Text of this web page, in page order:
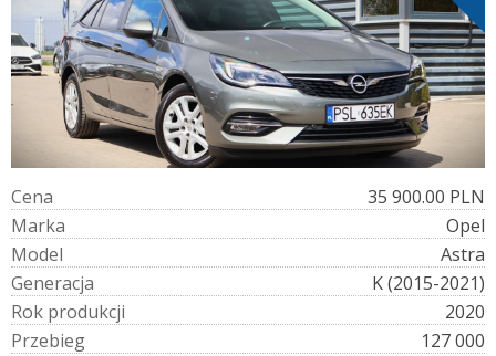
Cena
35 900.00 PLN
Marka
Opel
Model
Astra
Generacja
K (2015-2021)
Rok produkcji
2020
Przebieg
127 000